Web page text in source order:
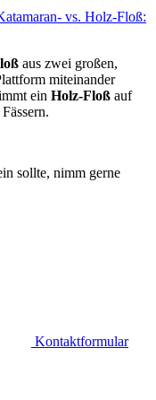
vs. Holz-Floß:
aus zwei großen,
miteinander
ein Holz-Floß auf
sollte, nimm gerne
Kontaktformular